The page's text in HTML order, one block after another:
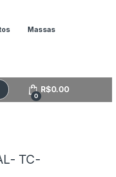
Massas
0
R$0.00
TC-